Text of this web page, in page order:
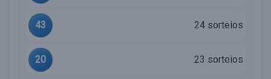
43 24 sorteios
20 23 sorteios